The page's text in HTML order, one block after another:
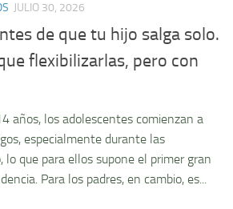
JULIO 30, 2026
de que tu hijo salga solo.
flexibilizarlas, pero con
años, los adolescentes comienzan a
especialmente durante las
lo que para ellos supone el primer gran
Para los padres, en cambio, es...